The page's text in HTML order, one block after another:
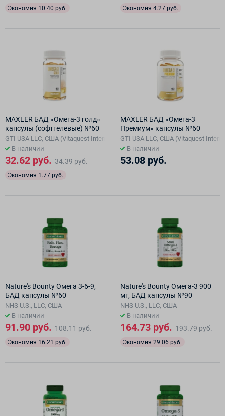
Экономия 10.40 руб. Экономия 4.27 руб.
MAXLER БАД «Омега-3 голд»
капсулы (софтгелевые) №60
GTI USA LLC, США (Vitaquest International LLC ), США
В наличии
32.62 руб. 34.39 руб.
Экономия 1.77 руб.
MAXLER БАД «Омега-3
Премиум» капсулы №60
GTI USA LLC, США (Vitaquest
В наличии
53.08 руб.
Nature's Bounty Омега 3-6-9,
БАД капсулы №60
NHS U.S., LLC, США
В наличии
91.90 руб. 108.11 руб.
Экономия 16.21 руб.
Nature's Bounty Омега-3 900
мг, БАД капсулы №90
NHS U.S., LLC, США
В наличии
164.73 руб. 193.79 руб.
Экономия 29.06 руб.